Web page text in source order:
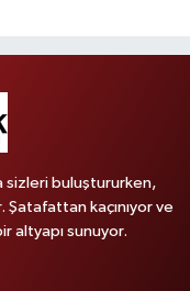
sizleri buluştururken,
kaçınıyor ve
altyapı sunuyor.